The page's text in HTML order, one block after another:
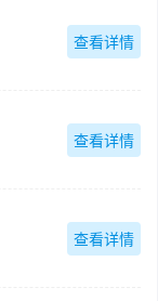
查看详情
查看详情
查看详情